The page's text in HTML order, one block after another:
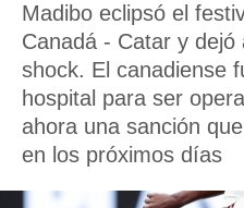
y
forma
digital
basada
Madibo eclipsó el
Canadá - Catar y dejó
shock. El canadiense
hospital para ser
ahora una sanción
en los próximos días